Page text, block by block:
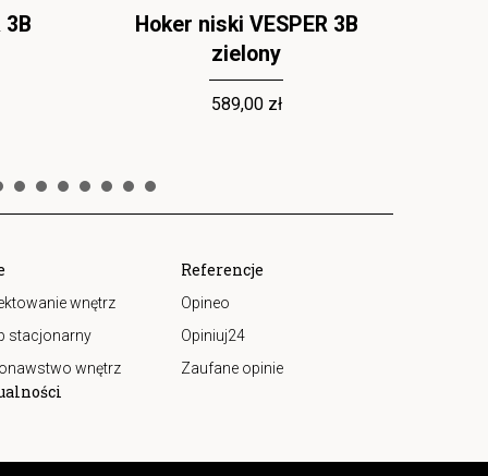
3B
Hoker niski VESPER 3B
zielony
589,00 zł
wnętrz
stacjonarny
wnętrz
Referencje
Opineo
Opiniuj24
Zaufane opinie